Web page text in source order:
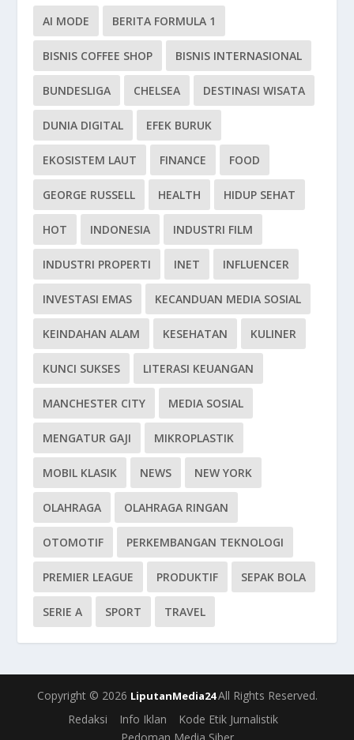
AI MODE BERITA FORMULA 1
BISNIS COFFEE SHOP BISNIS INTERNASIONAL
BUNDESLIGA CHELSEA DESTINASI WISATA
DUNIA DIGITAL EFEK BURUK
EKOSISTEM LAUT FINANCE FOOD
GEORGE RUSSELL HEALTH HIDUP SEHAT
HOT INDONESIA INDUSTRI FILM
INDUSTRI PROPERTI INET INFLUENCER
INVESTASI EMAS KECANDUAN MEDIA SOSIAL
KEINDAHAN ALAM KESEHATAN KULINER
KUNCI SUKSES LITERASI KEUANGAN
MANCHESTER CITY MEDIA SOSIAL
MENGATUR GAJI MIKROPLASTIK
MOBIL KLASIK NEWS NEW YORK
OLAHRAGA OLAHRAGA RINGAN
OTOMOTIF PERKEMBANGAN TEKNOLOGI
PREMIER LEAGUE PRODUKTIF SEPAK BOLA
SERIE A SPORT TRAVEL
Copyright © 2026 LiputanMedia24All Rights Reserved.
Redaksi
Info Iklan
Kode Etik Jurnalistik